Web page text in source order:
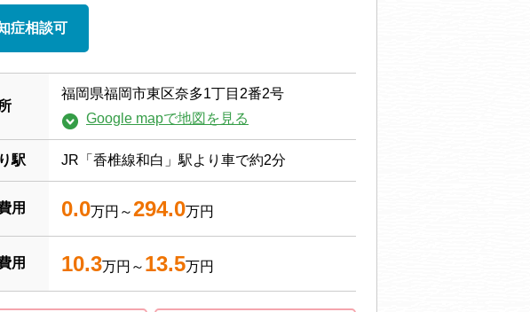
症相談可
福岡県福岡市東区奈多1丁目2番2号
Google mapで地図を見る
駅 JR「香椎線和白」駅より車で約2分
用 0.0万円～294.0万円
用 10.3万円～ 13.5万円